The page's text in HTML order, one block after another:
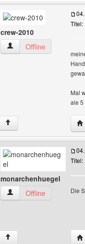
crew-2010
crew-2010 Benutzer-
Offline
Titel:
Mal
ale 5
↑
monarchenhuegel
monarchenhuegel
Offline
Titel:
Die
↑